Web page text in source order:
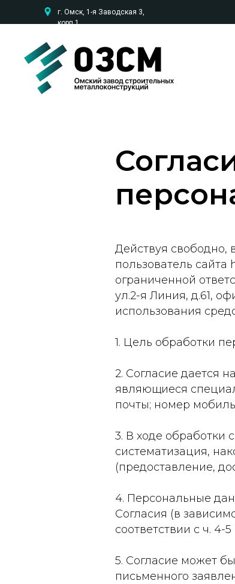
г. Омск, 1-я Заводская 3,
корп.1
Действуя свободно,
пользователь
ограниченной
ул.2-я Линия, д.61,
использования
1. Цель обработки
2. Согласие дается
являющиеся
почты; номер
3. В ходе обработки
систематизация,
(предоставление,
4. Персональные
Согласия (в
соответствии с ч. 4-5
5. Согласие может
письменного